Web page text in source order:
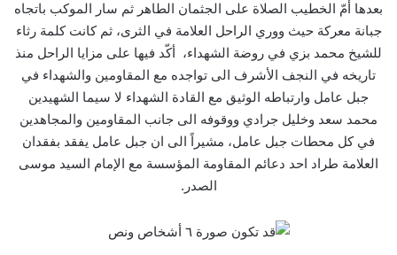
بعدها أمّ الخطيب الصلاة على الجثمان الطاهر ثم سار الموكب باتجاه
جبانة معركة حيث ووري الراحل العلامة في الثرى، ثم كانت كلمة رثاء
للشيخ محمد بزي في روضة الشهداء، أكّد فيها على مزايا الراحل منذ
تاريخه في النجف الأشرف الى تواجده مع المقاومين والشهداء في
جبل عامل وارتباطه الوثيق مع القادة الشهداء لا سيما الشهيدين
محمد سعد وخليل جرادي ووقوفه الى جانب المقاومين والمجاهدين
في كل محطات جبل عامل، مشيراً الى ان جبل عامل يفقد بفقدان
العلامة طراد احد دعائم المقاومة المؤسسة مع الإمام السيد موسى
الصدر.